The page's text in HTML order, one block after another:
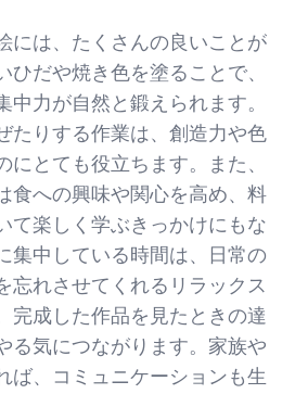
には、たくさんの良いことが
ひだや焼き色を塗ることで、
中力が自然と鍛えられます。
たりする作業は、創造力や色
にとても役立ちます。また、
食への興味や関心を高め、料
て楽しく学ぶきっかけにもな
集中している時間は、日常の
忘れさせてくれるリラックス
完成した作品を見たときの達
る気につながります。家族や
ば、コミュニケーションも生